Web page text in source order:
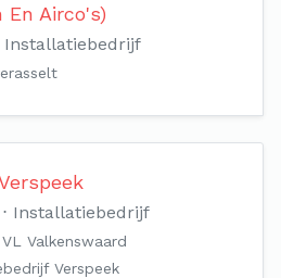
Airco's)
Installatiebedrijf
Installatiebedrijf
Valkenswaard
Verspeek